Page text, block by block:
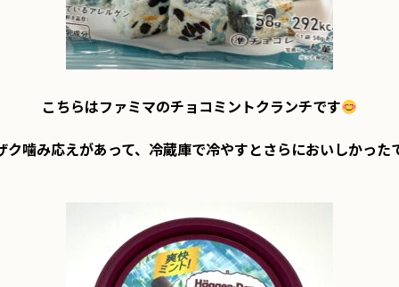
こちらはファミマのチョコミントクランチです
ク噛み応えがあって、冷蔵庫で冷やすとさらにおいしかった